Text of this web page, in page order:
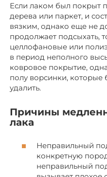
Если лаком был покрыт
дерева или паркет, и
вязким, однако еще не
продолжает подсыхать,
целлофановые или
в период неполного
ковровое покрытие,
полу ворсинки, которые
удалить.
Причины
лака
Неправильный
конкретную
неправильный